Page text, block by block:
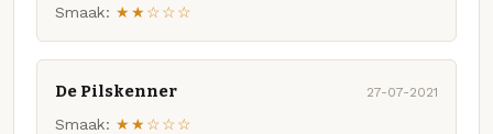
Smaak: ★★☆☆☆
De Pilskenner 27-07-2021
Smaak: ★★☆☆☆